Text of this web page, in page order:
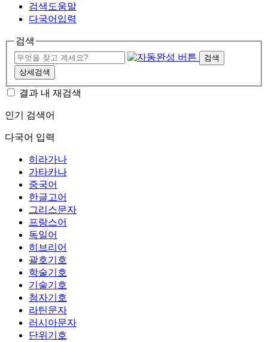
검색도움말
다국어입력
검색
검색
상세검색
결과 내 재검색
인기 검색어
다국어 입력
히라가나
가타카나
중국어
한글고어
그리스문자
프랑스어
독일어
히브리어
괄호기호
학술기호
기술기호
첨자기호
라틴문자
러시아문자
단위기호